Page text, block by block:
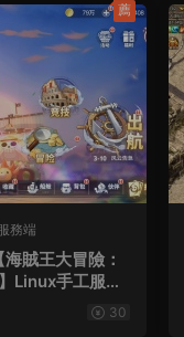
務端
賊王大冒險：
Linux手工服務
後台+安卓+視
30
薦